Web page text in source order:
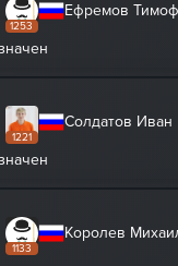
1253
Ефремов
1221
Солдатов Иван
1133
Королев